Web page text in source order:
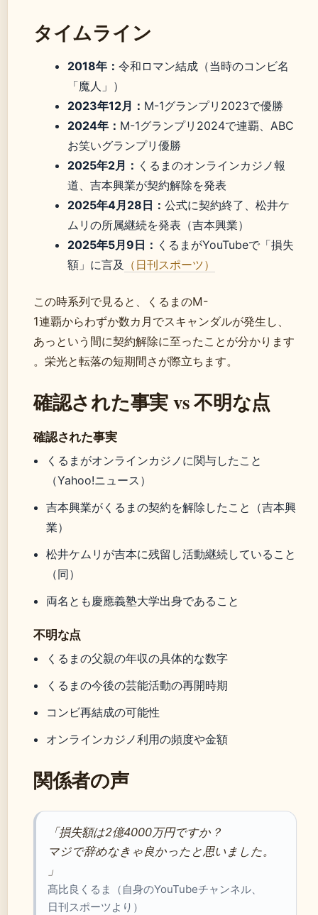
タイムライン
2018年： 令和ロマン結成（当時のコンビ名
「魔人」）
2023年12月： M-1グランプリ2023で優勝
2024年： M-1グランプリ2024で連覇、ABC
お笑いグランプリ優勝
2025年2月： くるまのオンラインカジノ報
道、吉本興業が契約解除を発表
2025年4月28日： 公式に契約終了、松井ケ
ムリの所属継続を発表（吉本興業）
2025年5月9日： くるまがYouTubeで「損失
額」に言及
（日刊スポーツ）
この時系列で見ると、くるまのM-
1連覇からわずか数カ月でスキャンダルが発生し、
あっという間に契約解除に至ったことが分かります
。栄光と転落の短期間さが際立ちます。
確認された事実 vs 不明な点
確認された事実
くるまがオンラインカジノに関与したこと
（Yahoo!ニュース）
吉本興業がくるまの契約を解除したこと（吉本興
業）
松井ケムリが吉本に残留し活動継続していること
（同）
両名とも慶應義塾大学出身であること
不明な点
くるまの父親の年収の具体的な数字
くるまの今後の芸能活動の再開時期
コンビ再結成の可能性
オンラインカジノ利用の頻度や金額
関係者の声
「損失額は2億4000万円ですか？
マジで辞めなきゃ良かったと思いました。
」
髙比良くるま（自身のYouTubeチャンネル、
日刊スポーツより）